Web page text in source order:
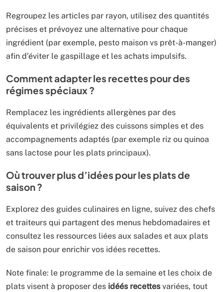
Regroupez les articles par rayon, utilisez des quantités
précises et prévoyez une alternative pour chaque
ingrédient (par exemple, pesto maison vs prêt-à-manger)
afin d’éviter le gaspillage et les achats impulsifs.
Comment adapter les recettes pour des
régimes spéciaux ?
Remplacez les ingrédients allergènes par des
équivalents et privilégiez des cuissons simples et des
accompagnements adaptés (par exemple riz ou quinoa
sans lactose pour les plats principaux).
Où trouver plus d’idées pour les plats de
saison ?
Explorez des guides culinaires en ligne, suivez des chefs
et traiteurs qui partagent des menus hebdomadaires et
consultez les ressources liées aux salades et aux plats
de saison pour enrichir vos idées recettes.
Note finale: le programme de la semaine et les choix de
plats visent à proposer des idéés recettes variées, tout